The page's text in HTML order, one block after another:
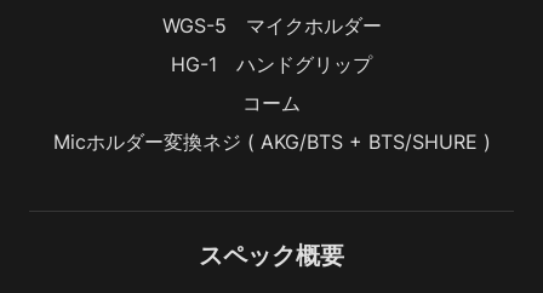
WGS-5　マイクホルダー
HG-1　ハンドグリップ
コーム
Micホルダー変換ネジ ( AKG/BTS + BTS/SHURE )
スペック概要